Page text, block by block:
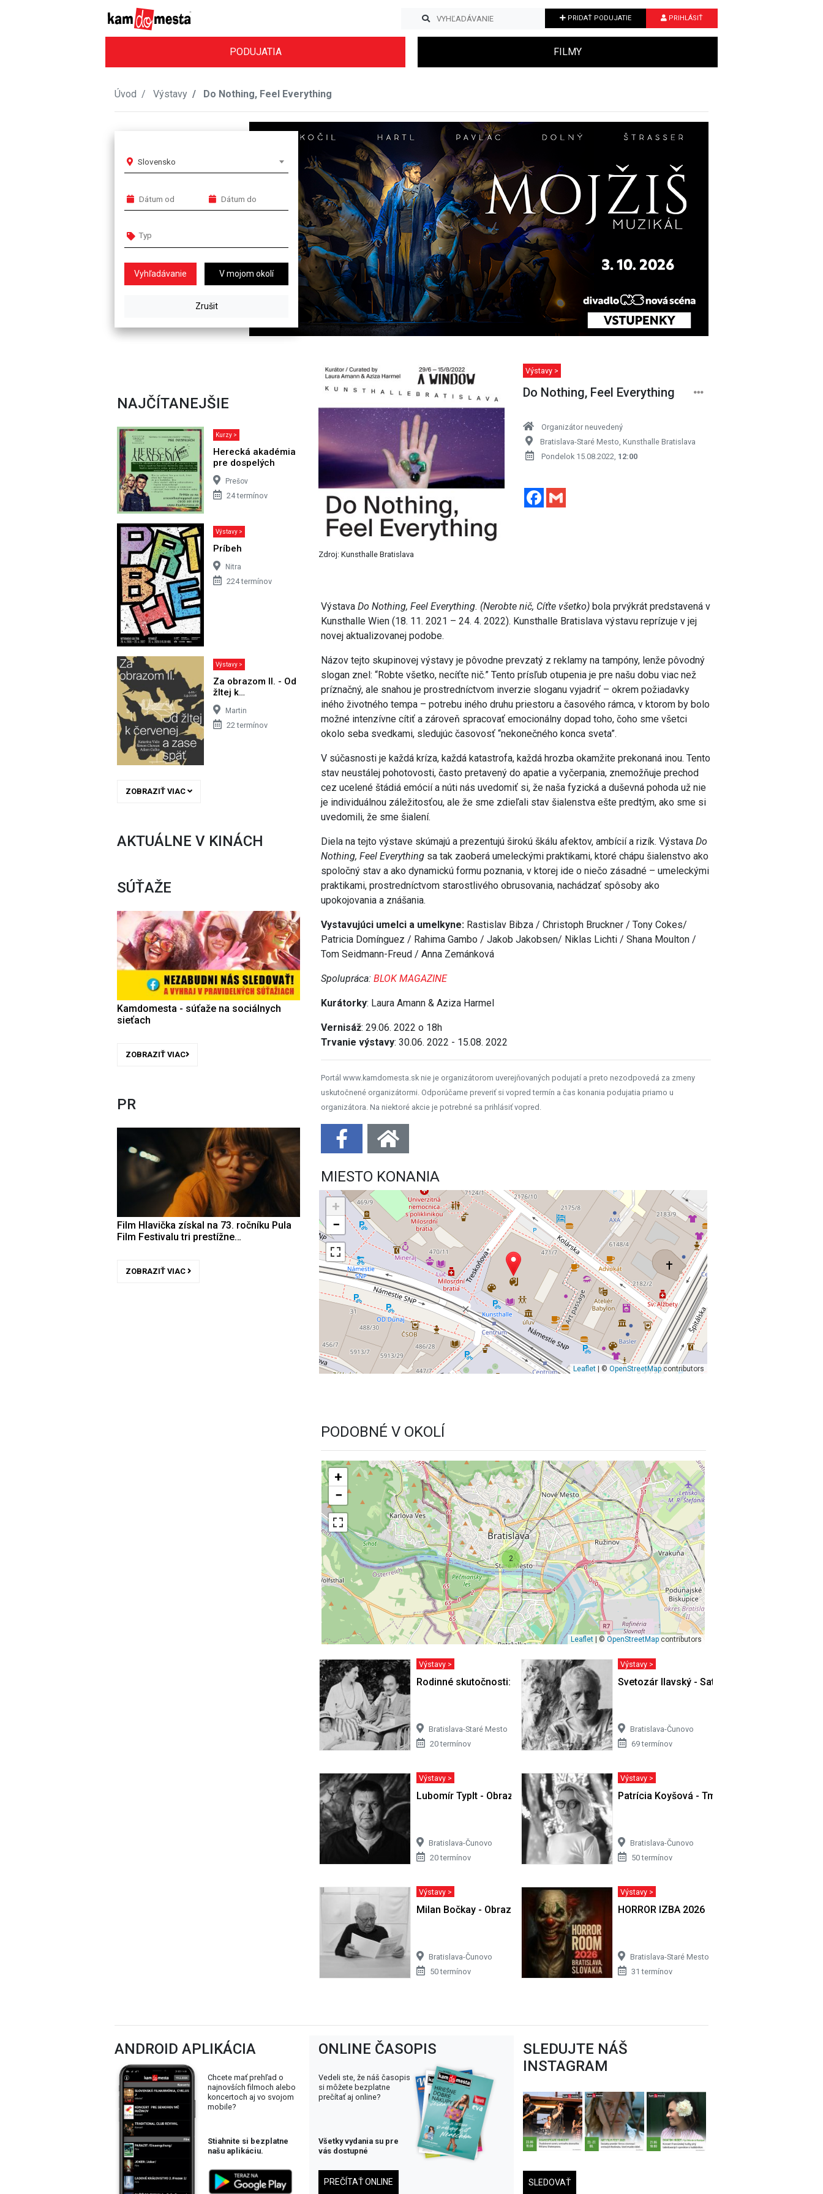
PRIDAŤ PODUJATIE PRIHLÁSIŤ
PODUJATIA FILMY
Úvod Výstavy Do Nothing, Feel Everything
Slovensko
V mojom okolí
Previous
NAJČÍTANEJŠIE
Kurzy >
Herecká akadémia
pre dospelých
Prešov
24 termínov
Výstavy >
Príbeh
Nitra
224 termínov
Výstavy >
Za obrazom II. - Od
žltej k…
Martin
22 termínov
ZOBRAZIŤ VIAC
AKTUÁLNE V KINÁCH
SÚŤAŽE
Kamdomesta - súťaže na sociálnych
sieťach
ZOBRAZIŤ VIAC
PR
Film Hlavička získal na 73. ročníku Pula
Film Festivalu tri prestížne…
ZOBRAZIŤ VIAC
Zdroj: Kunsthalle Bratislava
Výstavy >
Do Nothing, Feel Everything
Organizátor neuvedený
Bratislava-Staré Mesto, Kunsthalle Bratislava
Pondelok 15.08.2022, 12:00
Facebook
VýstavaDo Nothing, Feel Everything. (Nerobte nič, Cíťte všetko) bola prvýkrát predstavená v
Kunsthalle Wien (18. 11. 2021 – 24. 4. 2022). Kunsthalle Bratislava výstavu reprízuje v jej
novej aktualizovanej podobe.
Názov tejto skupinovej výstavy je pôvodne prevzatý z reklamy na tampóny, lenže pôvodný
slogan znel: “Robte všetko, necíťte nič.” Tento prísľub otupenia je pre našu dobu viac než
príznačný, ale snahou je prostredníctvom inverzie sloganu vyjadriť – okrem požiadavky
iného životného tempa – potrebu iného druhu priestoru a časového rámca, v ktorom by bolo
možné intenzívne cítiť a zároveň spracovať emocionálny dopad toho, čoho sme všetci
okolo seba svedkami, sledujúc časovosť “nekonečného konca sveta”.
V súčasnosti je každá kríza, každá katastrofa, každá hrozba okamžite prekonaná inou. Tento
stav neustálej pohotovosti, často pretavený do apatie a vyčerpania, znemožňuje prechod
cez ucelené štádiá emócií a núti nás uvedomiť si, že naša fyzická a duševná pohoda už nie
je individuálnou záležitosťou, ale že sme zdieľali stav šialenstva ešte predtým, ako sme si
uvedomili, že sme šialení.
Diela na tejto výstave skúmajú a prezentujú širokú škálu afektov, ambícií a rizík. VýstavaDo
Nothing, Feel Everything sa tak zaoberá umeleckými praktikami, ktoré chápu šialenstvo ako
spoločný stav a ako dynamickú formu poznania, v ktorej ide o niečo zásadné – umeleckými
praktikami, prostredníctvom starostlivého obrusovania, nachádzať spôsoby ako
upokojovania a znášania.
Vystavujúci umelci a umelkyne: Rastislav Bibza / Christoph Bruckner / Tony Cokes/
Patricia Domínguez / Rahima Gambo / Jakob Jakobsen/ Niklas Lichti / Shana Moulton /
Tom Seidmann-Freud / Anna Zemánková
Spolupráca:BLOK MAGAZINE
Kurátorky: Laura Amann & Aziza Harmel
Vernisáž: 29.06. 2022 o 18h
Trvanie výstavy: 30.06. 2022 - 15.08. 2022
Portál www.kamdomesta.sk nie je organizátorom uverejňovaných podujatí a preto nezodpovedá za zmeny
uskutočnené organizátormi. Odporúčame preveriť si vopred termín a čas konania podujatia priamo u
organizátora. Na niektoré akcie je potrebné sa prihlásiť vopred.
MIESTO KONANIA
+
−
Leaflet| © OpenStreetMapcontributors
PODOBNÉ V OKOLÍ
2
+
−
Leaflet | ©OpenStreetMap contributors
Výstavy >
Rodinné skutočnosti: Obraz života…
Bratislava-Staré Mesto
20 termínov
Výstavy >
Svetozár Ilavský - Satori v Cíferi II
Bratislava-Čunovo
69 termínov
Výstavy >
Lubomír Typlt - Obrazy
Bratislava-Čunovo
20 termínov
Výstavy >
Patrícia Koyšová - Tmy sa nemusíš báť
Bratislava-Čunovo
50 termínov
Výstavy >
Milan Bočkay - Obrazy
Bratislava-Čunovo
50 termínov
Výstavy >
HORROR IZBA 2026
Bratislava-Staré Mesto
31 termínov
ANDROID APLIKÁCIA
Chcete mať prehľad o
najnovších filmoch alebo
koncertoch aj vo svojom
mobile?
Stiahnite si bezplatne
našu aplikáciu.
ONLINE ČASOPIS
Vedeli ste, že náš časopis
si môžete bezplatne
prečítať aj online?
Všetky vydania su pre
vás dostupné
PREČÍTAŤ ONLINE
SLEDUJTE NÁŠ
INSTAGRAM
SLEDOVAŤ